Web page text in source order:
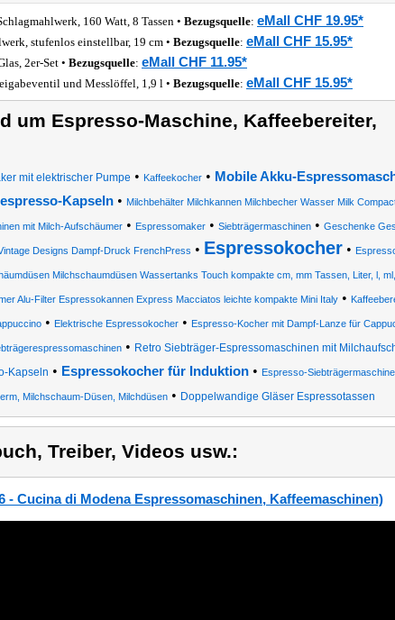
160 Watt, 8 Tassen • Bezugsquelle: eMall CHF 19.95*
stufenlos einstellbar, 19 cm • Bezugsquelle: eMall CHF 15.95*
2er-Set • Bezugsquelle: eMall CHF 11.95*
und Messlöffel, 1,9 l • Bezugsquelle: eMall CHF 15.95*
um Espresso-Maschine, Kaffeebereiter,
mit elektrischer Pumpe • Kaffeekocher• Mobile Akku-
Kapseln• Milchbehälter Milchkannen Milchbecher Wasser Milk
mit Milch-Aufschäumer• Espressomaker• Siebträgermaschinen• Geschenke
Designs Dampf-Druck FrenchPress • Espressokocher •
Milchschaumdüsen Wassertanks Touch kompakte cm, mm Tassen, Liter, l,
Alu-Filter Espressokannen Express Macciatos leichte kompakte Mini Italy •
• Elektrische Espressokocher • Espresso-Kocher mit Dampf-Lanze für
• Retro Siebträger-Espressomaschinen mit
Kapseln • Espressokocher für Induktion• Espresso-
Milchschaum-Düsen, Milchdüsen• Doppelwandige Gläser Espressotassen
Treiber, Videos usw.:
- Cucina di Modena Espressomaschinen, Kaffeemaschinen)